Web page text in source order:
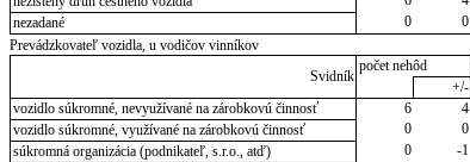
nezadané
0 0
Prevádzkovateľ vozidla, u vodičov vinníkov
Svidník
počet nehôd
+/-
vozidlo súkromné, nevyužívané na zárobkovú činnosť
6 4
vozidlo súkromné, využívané na zárobkovú činnosť
0 0
súkromná organizácia (podnikateľ, s.r.o., atď)
0 -1